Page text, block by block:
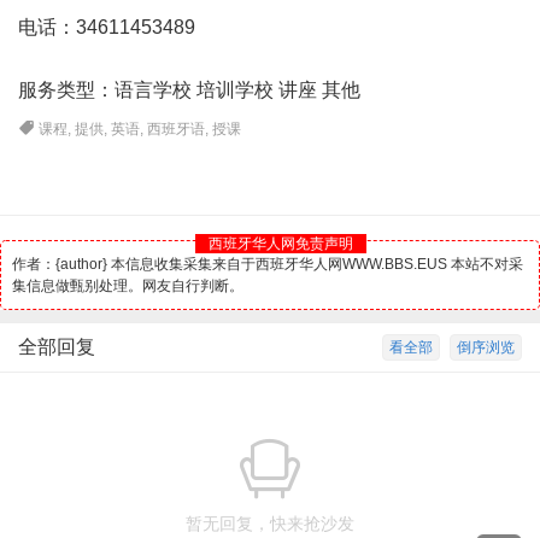
电话：34611453489
服务类型：语言学校 培训学校 讲座 其他
课程,提供,英语,西班牙语,授课
西班牙华人网免责声明
作者：{author} 本信息收集采集来自于西班牙华人网WWW.BBS.EUS 本站不对采
集信息做甄别处理。网友自行判断。
倒序浏览
看全部
全部回复
暂无回复，快来抢沙发